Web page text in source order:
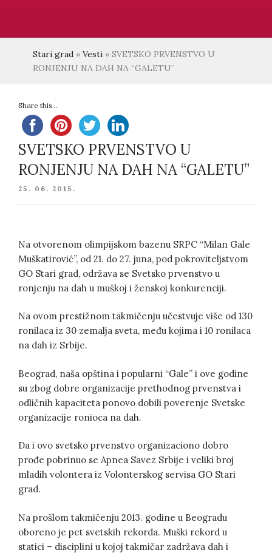
Stari grad » Vesti » SVETSKO PRVENSTVO U
RONJENJU NA DAH NA “GALETU”
Share this...
SVETSKO PRVENSTVO U
RONJENJU NA DAH NA “GALETU”
POSTED
25. 06. 2015.
Na otvorenom olimpijskom bazenu SRPC “Milan Gale
Muškatirović”, od 21. do 27. juna, pod pokroviteljstvom
GO Stari grad, održava se Svetsko prvenstvo u
ronjenju na dah u muškoj i ženskoj konkurenciji.
Na ovom prestižnom takmičenju učestvuje više od 130
ronilaca iz 30 zemalja sveta, među kojima i 10 ronilaca
na dah iz Srbije.
Beograd, naša opština i popularni “Gale” i ove godine
su zbog dobre organizacije prethodnog prvenstva i
odličnih kapaciteta ponovo dobili poverenje Svetske
organizacije ronioca na dah.
Da i ovo svetsko prvenstvo organizaciono dobro
prođe pobrinuo se Apnea Savez Srbije i veliki broj
mladih volontera iz Volonterskog servisa GO Stari
grad.
Na prošlom takmičenju 2013. godine u Beogradu
oboreno je pet svetskih rekorda. Muški rekord u
statici – disciplini u kojoj takmičar zadržava dah i